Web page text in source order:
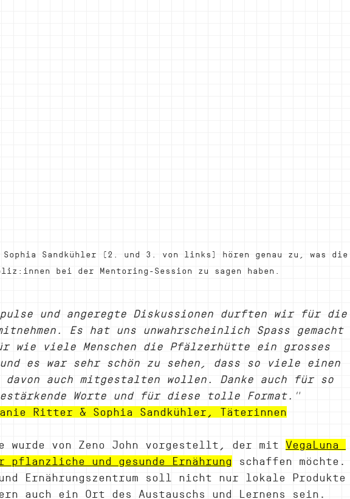
Sandkühler (2. und 3. von links) hören genau zu, was die
bei der Mentoring-Session zu sagen haben.
und angeregte Diskussionen durften wir für die
Es hat uns unwahrscheinlich Spass gemacht
wie viele Menschen die Pfälzerhütte ein grosses
es war sehr schön zu sehen, dass so viele einen
davon auch mitgestalten wollen. Danke auch für so
Worte und für diese tolle Format."
Ritter & Sophia Sandkühler, Täterinnen
wurde von Zeno John vorgestellt, der mit VegaLuna
pflanzliche und gesunde Ernährung
schaffen möchte.
Ernährungszentrum soll nicht nur lokale Produkte
auch ein Ort des Austauschs und Lernens sein.